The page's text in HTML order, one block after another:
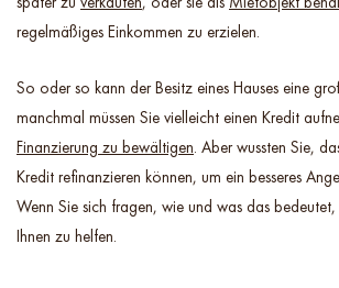
regelmäßiges Einkommen zu erzielen.
So oder so kann der Besitz eines Hauses eine
manchmal müssen Sie vielleicht einen Kredit
Finanzierung zu bewältigen. Aber wussten Sie,
Kredit refinanzieren können, um ein besseres
Wenn Sie sich fragen, wie und was das
Ihnen zu helfen.